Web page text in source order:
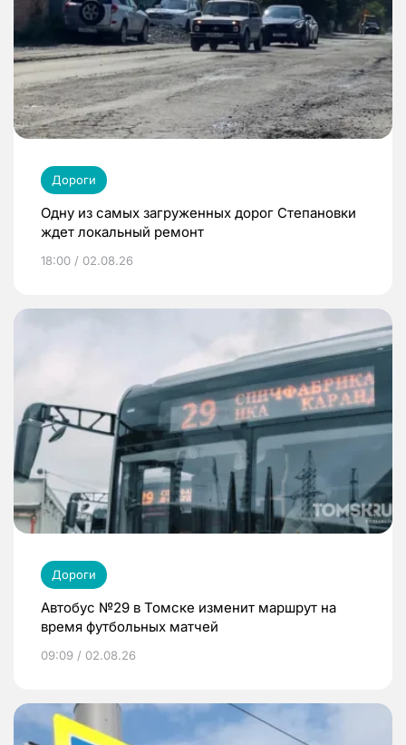
Дороги
Одну из самых загруженных дорог Степановки
ждет локальный ремонт
18:00 / 02.08.26
Дороги
Автобус №29 в Томске изменит маршрут на
время футбольных матчей
09:09 / 02.08.26